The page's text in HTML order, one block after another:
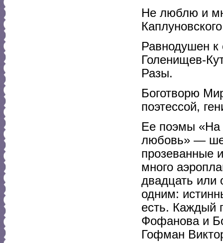
Не люблю и
Равнодушен
Голенищев-
Разы.
Боготворю
поэтессой,
Ее поэмы «На
любовь» —
прозеванные
много
двадцать или
одним:
есть. Каждый
Фофанова и
Гофман